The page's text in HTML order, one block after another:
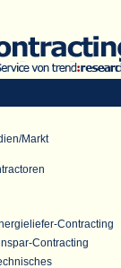
Markt
Contracting
Contracting